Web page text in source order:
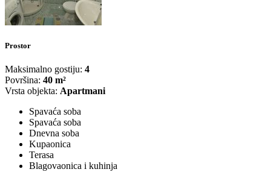
Prostor
Maksimalno gostiju: 4
Površina: 40 m²
Vrsta objekta: Apartmani
Spavaća soba
Spavaća soba
Dnevna soba
Kupaonica
Terasa
Blagovaonica i kuhinja